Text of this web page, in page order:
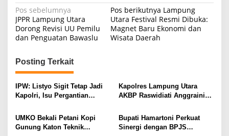
N
a
v
i
g
a
s
i
p
Pos sebelumnya
JPPR Lampung Utara
Dorong Revisi UU Pemilu
dan Penguatan Bawaslu
Pos berikutnya Lampung
Utara Festival Resmi Dibuka:
Magnet Baru Ekonomi dan
Wisata Daerah
Posting Terkait
IPW: Listyo Sigit Tetap Jadi
Kapolri, Isu Pergantian
Kawanan Febrie Adriansyah
Kapolres Lampung Utara
AKBP Raswidiati Anggraini
Tokoh Masyarakat dan Adat
Perkuat Kamtibmas
UMKO Bekali Petani Kopi
Gunung Katon Teknik
Bupati Hamartoni Perkuat
Sinergi dengan BPJS